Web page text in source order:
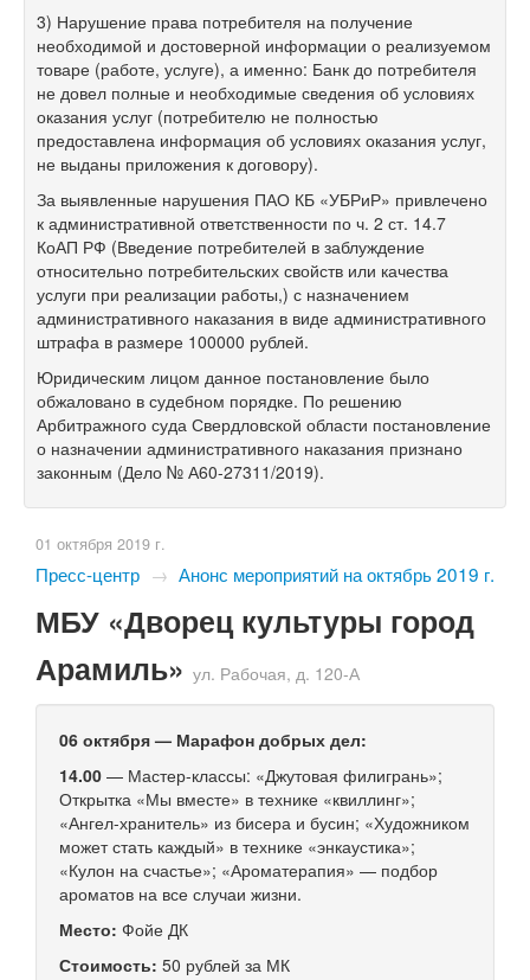
3) Нарушение права потребителя на получение
необходимой и достоверной информации о реализуемом
товаре (работе, услуге), а именно: Банк до потребителя
не довел полные и необходимые сведения об условиях
оказания услуг (потребителю не полностью
предоставлена информация об условиях оказания услуг,
не выданы приложения к договору).
За выявленные нарушения ПАО КБ «УБРиР» привлечено
к административной ответственности по ч. 2 ст. 14.7
КоАП РФ (Введение потребителей в заблуждение
относительно потребительских свойств или качества
услуги при реализации работы,) с назначением
административного наказания в виде административного
штрафа в размере 100000 рублей.
Юридическим лицом данное постановление было
обжаловано в судебном порядке. По решению
Арбитражного суда Свердловской области постановление
о назначении административного наказания признано
законным (Дело № А60-27311/2019).
01 октября 2019 г.
Пресс-центр → Анонс мероприятий на октябрь 2019 г.
МБУ «Дворец культуры город
Арамиль» ул. Рабочая, д. 120-А
06 октября — Марафон добрых дел:
14.00 — Мастер-классы: «Джутовая филигрань»;
Открытка «Мы вместе» в технике «квиллинг»;
«Ангел-хранитель» из бисера и бусин; «Художником
может стать каждый» в технике «энкаустика»;
«Кулон на счастье»; «Ароматерапия» — подбор
ароматов на все случаи жизни.
Место: Фойе ДК
Стоимость: 50 рублей за МК